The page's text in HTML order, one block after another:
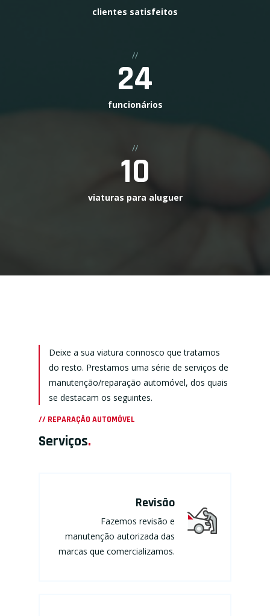
clientes satisfeitos
//
24
funcionários
//
10
viaturas para aluguer
Deixe a sua viatura connosco que tratamos
do resto. Prestamos uma série de serviços de
manutenção/reparação automóvel, dos quais
se destacam os seguintes.
// REPARAÇÃO AUTOMÓVEL
Serviços.
Revisão
Fazemos revisão e
manutenção autorizada das
marcas que comercializamos.